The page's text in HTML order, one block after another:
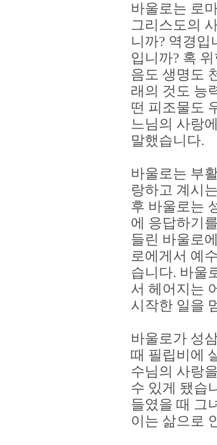
바울로는 로
그리스도의
니까? 역경입
입니까? 혹
음도 생명도
래의 것도 능
떤 피조물도
느님의 사랑
말했습니다.
바울로는 부
랑하고 계시
후 바울로는
에 응답하기
들린 바울로
로에게서 예
습니다. 바울
서 헤어지는
시작한 일을
바울로가 성
때 필립비에
수님의 사랑
수 있게 됐습
들였을 때 그
이는 삶으로